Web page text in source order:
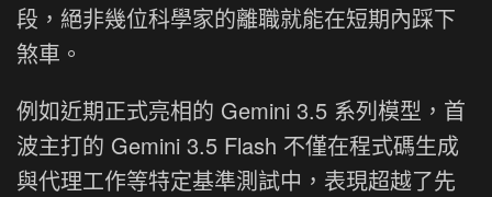
段，絕非幾位科學家的離職就能在短期內踩下
煞車。
例如近期正式亮相的 Gemini 3.5 系列模型，首
波主打的 Gemini 3.5 Flash 不僅在程式碼生成
與代理工作等特定基準測試中，表現超越了先